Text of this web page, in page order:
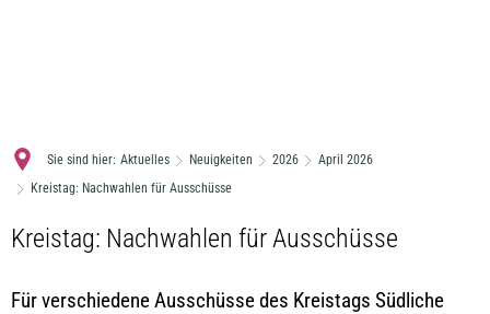
Sie sind hier: Aktuelles Neuigkeiten 2026
April 2026
Kreistag: Nachwahlen für Ausschüsse
Kreistag: Nachwahlen für Ausschüsse
Für verschiedene Ausschüsse des Kreistags Südliche